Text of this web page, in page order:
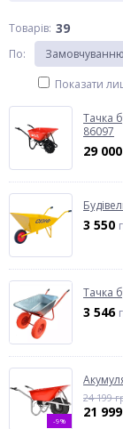
Товарів: 39
По: Замовчуванню
Показати
Тачка
86097
29 000
3 550
Тачка
3 546
-9%
24 199
21 999